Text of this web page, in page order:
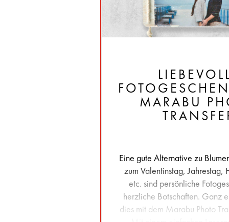
MARABU
Eine gute Alternative zu
zum Valentinstag, Jahrestag,
etc. sind persönliche
herzliche Botschaften. Ganz
dies mit dem Marabu Photo